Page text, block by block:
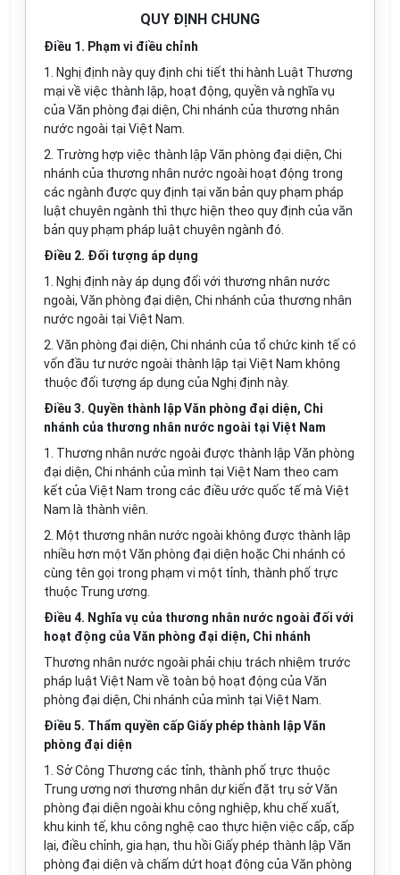
QUY ĐỊNH CHUNG
Điều 1. Phạm vi điều chỉnh
1. Nghị định này quy định chi tiết thi hành Luật Thương
mại về việc thành lập, hoạt động, quyền và nghĩa vụ
của Văn phòng đại diện, Chi nhánh của thương nhân
nước ngoài tại Việt Nam.
2. Trường hợp việc thành lập Văn phòng đại diện, Chi
nhánh của thương nhân nước ngoài hoạt động trong
các ngành được quy định tại văn bản quy phạm pháp
luật chuyên ngành thì thực hiện theo quy định của văn
bản quy phạm pháp luật chuyên ngành đó.
Điều 2. Đối tượng áp dụng
1. Nghị định này áp dụng đối với thương nhân nước
ngoài, Văn phòng đại diện, Chi nhánh của thương nhân
nước ngoài tại Việt Nam.
2. Văn phòng đại diện, Chi nhánh của tổ chức kinh tế có
vốn đầu tư nước ngoài thành lập tại Việt Nam không
thuộc đối tượng áp dụng của Nghị định này.
Điều 3. Quyền thành lập Văn phòng đại diện, Chi
nhánh của thương nhân nước ngoài tại Việt Nam
1. Thương nhân nước ngoài được thành lập Văn phòng
đại diện, Chi nhánh của mình tại Việt Nam theo cam
kết của Việt Nam trong các điều ước quốc tế mà Việt
Nam là thành viên.
2. Một thương nhân nước ngoài không được thành lập
nhiều hơn một Văn phòng đại diện hoặc Chi nhánh có
cùng tên gọi trong phạm vi một tỉnh, thành phố trực
thuộc Trung ương.
Điều 4. Nghĩa vụ của thương nhân nước ngoài đối với
hoạt động của Văn phòng đại diện, Chi nhánh
Thương nhân nước ngoài phải chịu trách nhiệm trước
pháp luật Việt Nam về toàn bộ hoạt động của Văn
phòng đại diện, Chi nhánh của mình tại Việt Nam.
Điều 5. Thẩm quyền cấp Giấy phép thành lập Văn
phòng đại diện
1. Sở Công Thương các tỉnh, thành phố trực thuộc
Trung ương nơi thương nhân dự kiến đặt trụ sở Văn
phòng đại diện ngoài khu công nghiệp, khu chế xuất,
khu kinh tế, khu công nghệ cao thực hiện việc cấp, cấp
lại, điều chỉnh, gia hạn, thu hồi Giấy phép thành lập Văn
phòng đại diện và chấm dứt hoạt động của Văn phòng